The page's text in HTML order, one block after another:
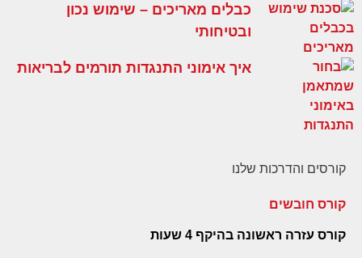
כבלים מאריכים – שימוש נכון
ובטיחותי
איך אימוני התנגדות תורמים לבריאות
קורסים והדרכות שלנו
קורס חובשים
קורס עזרה ראשונה בהיקף 4 שעות